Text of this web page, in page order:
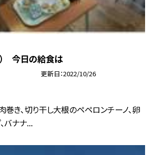
） 今日の給食は
更新日 2022/10/26
巻き、切り干し大根のペペロンチーノ、卵
バナナ...